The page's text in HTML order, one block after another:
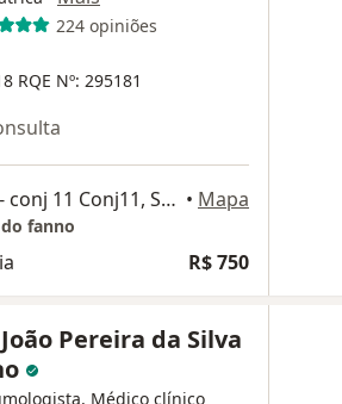
224 opiniões
RQE Nº: 295181
R. Ezequiel Freire, 35 - conj 11 Conj11, São Paulo • Mapa
fanno
R$ 750
Pereira da Silva
Médico clínico